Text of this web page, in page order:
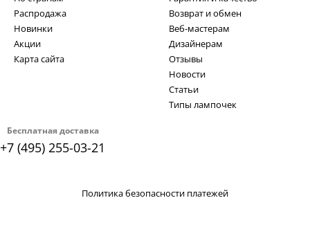
Бесплатная доставка
+7 (495) 255-03-21
Распродажа
Новинки
Акции
Карта сайта
Возврат и обмен
Веб-мастерам
Дизайнерам
Отзывы
Новости
Статьи
Типы лампочек
Политика безопасности платежей